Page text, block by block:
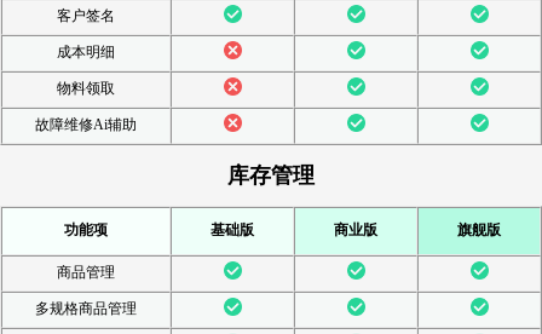
客户签名
成本明细
物料领取
故障维修Ai辅助
库存管理
功能项 基础版 商业版 旗舰版
商品管理
多规格商品管理